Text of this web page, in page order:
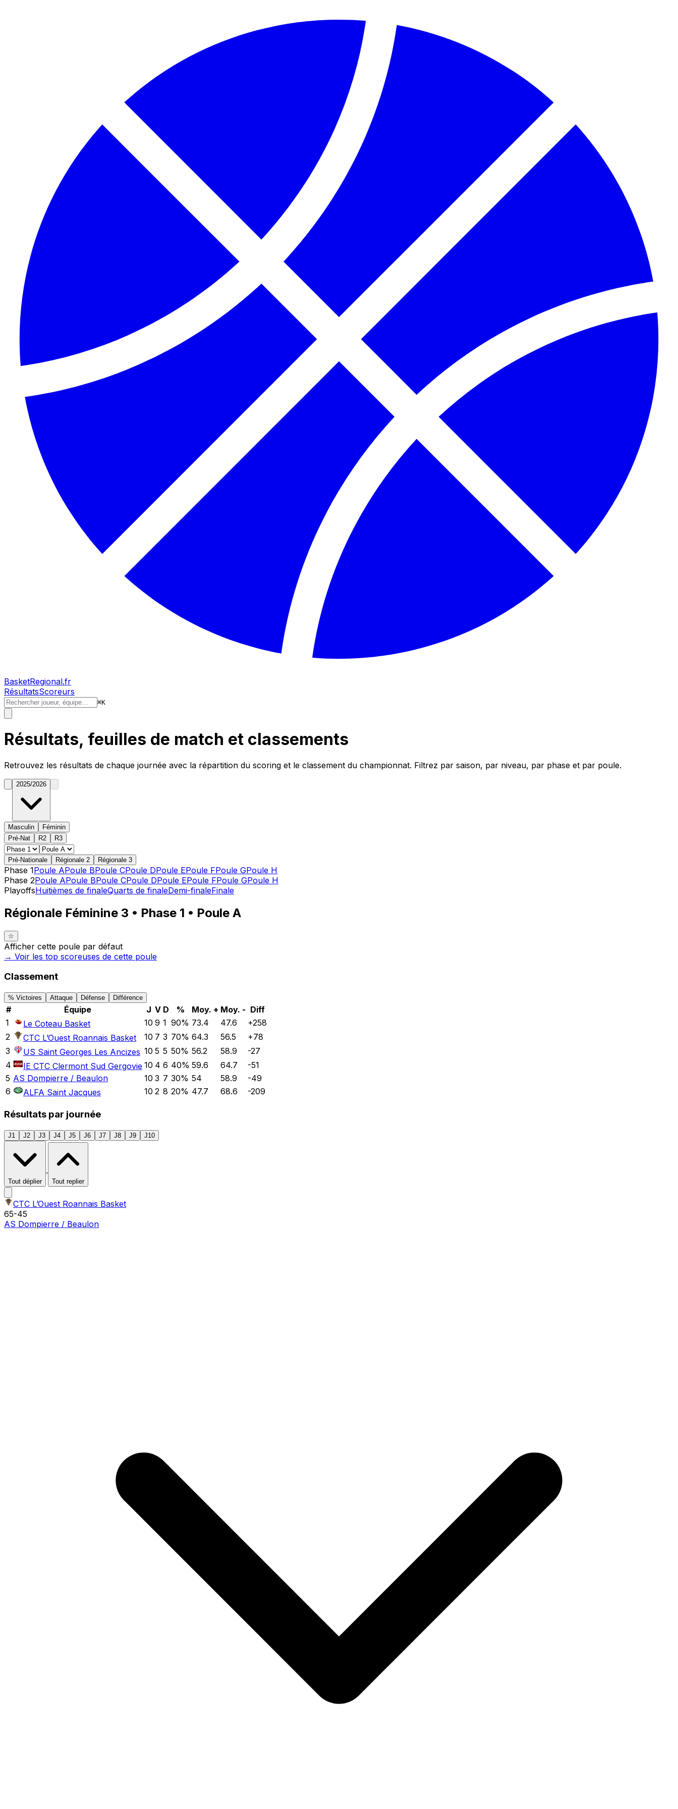
BasketRegional.fr
RésultatsScoreurs
⌘K
Résultats, feuilles de match et classements
Retrouvez les résultats de chaque journée avec la répartition du scoring et le classement du championnat. Filtrez par saison, par niveau, par phase et par poule.
2025/2026
Masculin
Féminin
Pré-Nat
R2 R3
Pré-Nationale Régionale 2 Régionale 3
Phase 1Poule APoule BPoule CPoule DPoule EPoule FPoule GPoule H
Phase 2Poule APoule BPoule CPoule DPoule EPoule FPoule GPoule H
PlayoffsHuitièmes de finaleQuarts de finaleDemi-finaleFinale
Régionale Féminine 3 • Phase 1 • Poule A
☆
Afficher cette poule par défaut
→ Voir les top scoreuses de cette poule
Classement
% Victoires Attaque Défense Différence
# Équipe J V D % Moy. + Moy. - Diff
1
Le Coteau Basket 10 9 1 90% 73.4 47.6 +258
2
CTC L’Ouest Roannais Basket 10 7 3 70% 64.3 56.5 +78
3
US Saint Georges Les Ancizes 10 5 5 50% 56.2 58.9
-27
4
IE CTC Clermont Sud Gergovie 10 4 6 40% 59.6 64.7
-51
5 AS Dompierre / Beaulon 10 3 7 30% 54 58.9
-49
6
ALFA Saint Jacques 10 2 8 20% 47.7 68.6 -209
Résultats par journée
J1 J2 J3 J4 J5 J6 J7 J8 J9 J10
Tout déplier
·
Tout replier
CTC L’Ouest Roannais Basket
65-45
AS Dompierre / Beaulon